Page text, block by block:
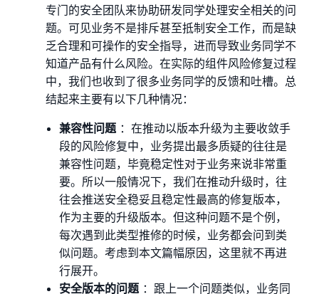
专⻔的安全团队来协助研发同学处理安全相关的问
题。可⻅业务不是排斥甚至抵制安全工作，而是缺
乏合理和可操作的安全指导，进而导致业务同学不
知道产品有什么⻛险。在实际的组件⻛险修复过程
中，我们也收到了很多业务同学的反馈和吐槽。总
结起来主要有以下几种情况：
兼容性问题 ：在推动以版本升级为主要收敛手
段的⻛险修复中，业务提出最多质疑的往往是
兼容性问题，毕竟稳定性对于业务来说非常重
要。所以一般情况下，我们在推动升级时，往
往会推送安全稳妥且稳定性最高的修复版本，
作为主要的升级版本。但这种问题不是个例，
每次遇到此类型推修的时候，业务都会问到类
似问题。考虑到本文篇幅原因，这里就不再进
行展开。
安全版本的问题 ：跟上一个问题类似，业务同